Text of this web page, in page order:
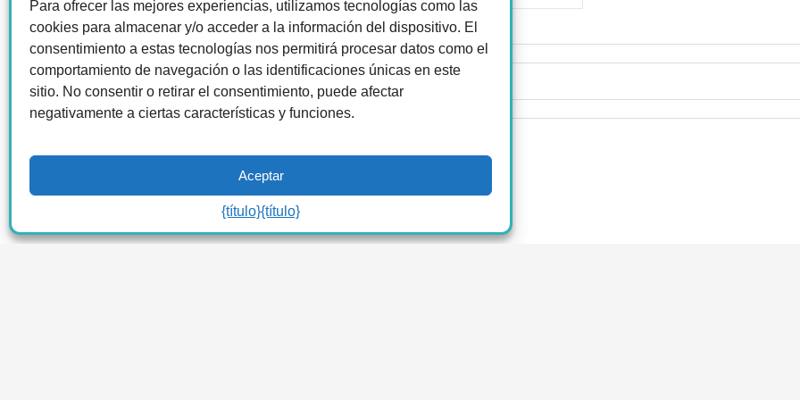
Para ofrecer las mejores experiencias, utilizamos tecnologías como las
cookies para almacenar y/o acceder a la información del dispositivo. El
consentimiento a estas tecnologías nos permitirá procesar datos como el
comportamiento de navegación o las identificaciones únicas en este
sitio. No consentir o retirar el consentimiento, puede afectar
negativamente a ciertas características y funciones.
Aceptar
{título}{título}